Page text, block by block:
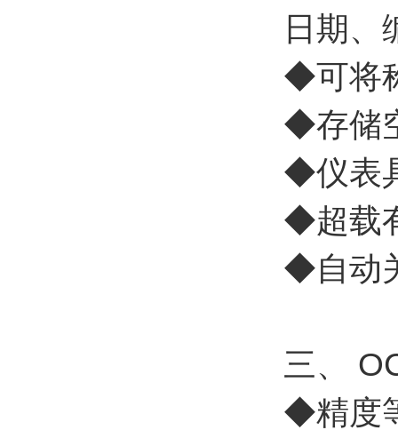
日期、
◆可将
◆存储
◆仪表
◆超载
◆自动
三、
◆精度